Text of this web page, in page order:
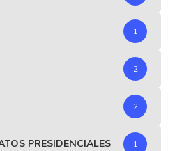
1
2
2
PRESIDENCIALES 1